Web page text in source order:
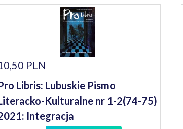
PLN
Libris: Lubuskie Pismo
Kulturalne nr 1-2(74-75)
Integracja